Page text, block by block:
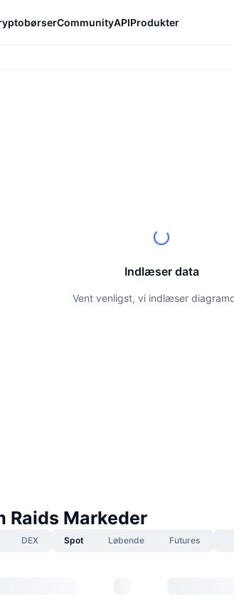
CommunityAPIProdukter
Indlæser data
Vent venligst, vi indlæser
Raids Markeder
DEX Spot Løbende Futures